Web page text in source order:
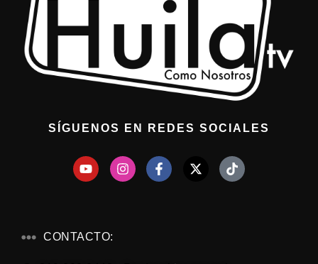
SÍGUENOS EN REDES SOCIALES
CONTACTO: